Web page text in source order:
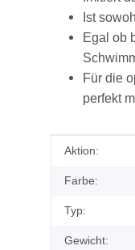
Ist
Egal ob
Für die
perfekt
Wert
Aktion:
Farbe:
Typ:
Gewicht: